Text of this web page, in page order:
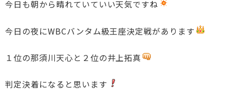
今日も朝から晴れていていい天気ですね
今日の夜にWBCバンタム級王座決定戦があります
１位の那須川天心と２位の井上拓真
判定決着になると思います